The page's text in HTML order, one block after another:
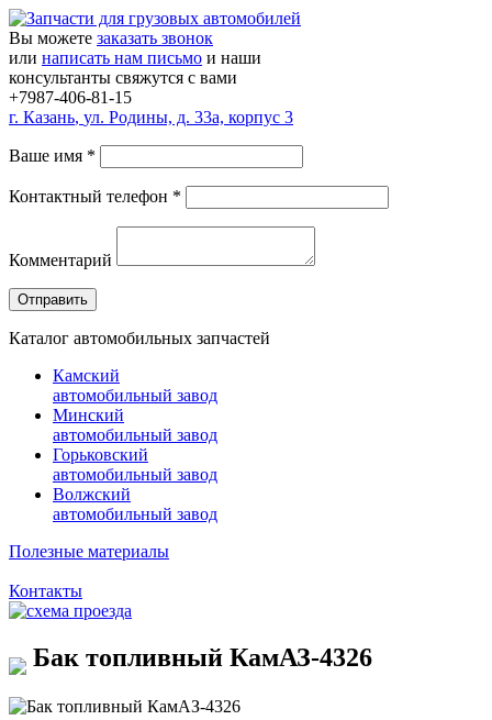
Вы можете заказать звонок
или написать нам письмо и наши
консультанты свяжутся с вами
+7987-406-81-15
г. Казань, ул. Родины, д. 33а, корпус 3
Ваше имя *
Контактный телефон *
Комментарий
Каталог автомобильных запчастей
Камский
автомобильный завод
Минский
автомобильный завод
Горьковский
автомобильный завод
Волжский
автомобильный завод
Полезные материалы
Контакты
Бак топливный КамАЗ-4326